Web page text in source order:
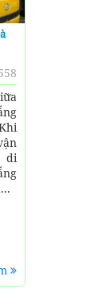
di